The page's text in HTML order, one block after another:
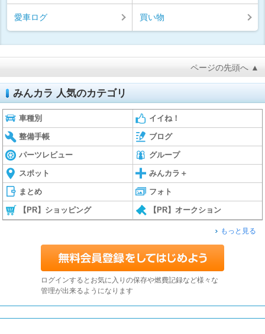
愛車ログ 買い物
ページの先頭へ ▲
みんカラ 人気のカテゴリ
車種別 イイね！
整備手帳 ブログ
パーツレビュー グループ
スポット みんカラ＋
まとめ フォト
【PR】ショッピング 【PR】オークション
もっと見る
ログインするとお気に入りの保存や燃費記録など様々な
管理が出来るようになります